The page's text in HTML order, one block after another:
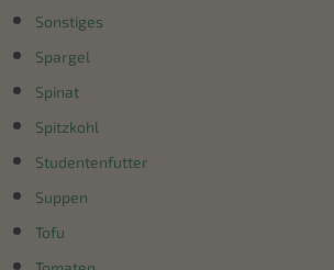
Sonstiges
Spargel
Spinat
Spitzkohl
Studentenfutter
Suppen
Tofu